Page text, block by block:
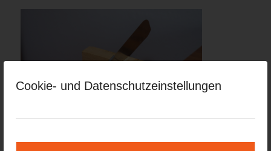
Cookie- und Datenschutzeinstellungen